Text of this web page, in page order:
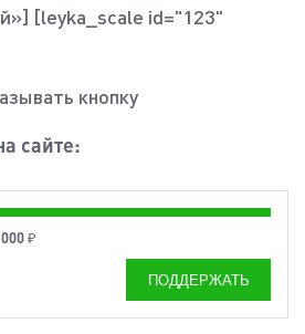
[leyka_scale id="123"
кнопку
сайте:
₽
ПОДДЕРЖАТЬ